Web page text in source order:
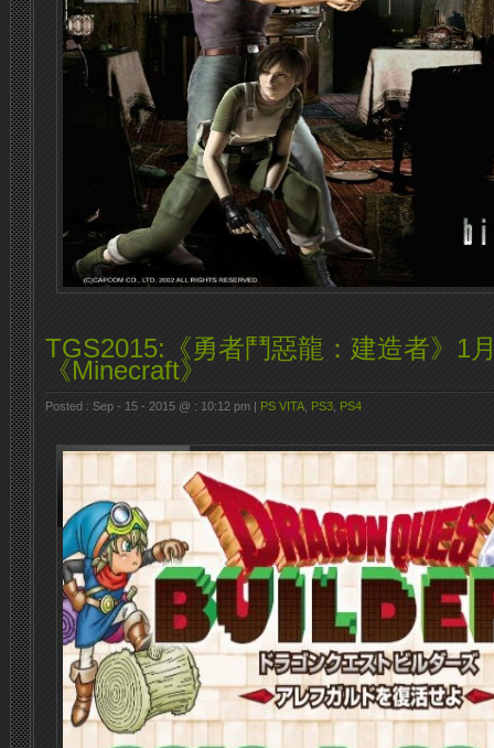
TGS2015:《勇者鬥惡龍：建造者》1
《Minecraft》
Posted : Sep - 15 - 2015 @ : 10:12 pm | PS VITA PS3 PS4